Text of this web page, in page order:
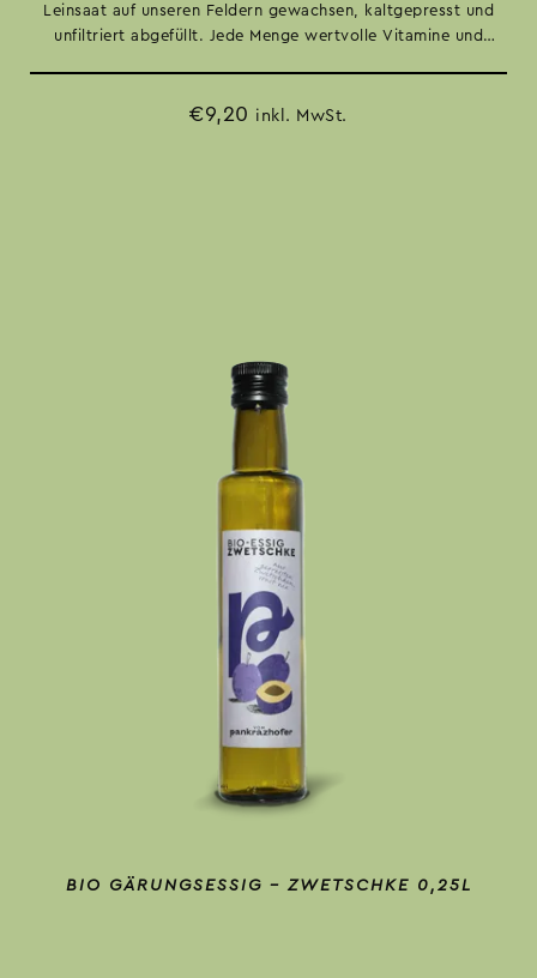
Leinsaat auf unseren Feldern gewachsen, kaltgepresst und
unfiltriert abgefüllt. Jede Menge wertvolle Vitamine und
Wohlbefinden.
€9,20 inkl. MwSt.
BIO GÄRUNGSESSIG – ZWETSCHKE 0,25L